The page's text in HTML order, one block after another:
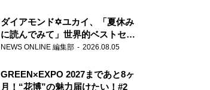
ダイアモンド✡ユカイ、「夏休み
に読んでみて」世界的ベストセラ
ー『アナスタシア』を紹介
NEWS ONLINE 編集部 2026.08.05
GREEN×EXPO 2027まであと8ヶ
月！“花博”の魅力届けたい！#2